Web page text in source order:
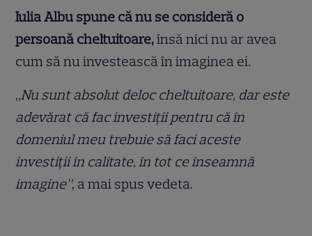
Iulia Albu spune că nu se consideră o
persoană cheltuitoare,însă nici nu ar avea
cum să nu investească în imaginea ei.
„Nu sunt absolut deloc cheltuitoare, dar este
adevărat că fac investiții pentru că în
domeniul meu trebuie să faci aceste
investiții în calitate, în tot ce înseamnă
imagine”, a mai spus vedeta.